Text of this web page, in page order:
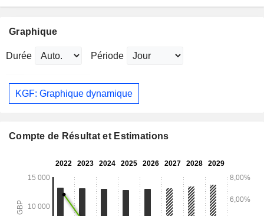
Graphique
Durée Période
KGF: Graphique dynamique
Compte de Résultat et Estimations